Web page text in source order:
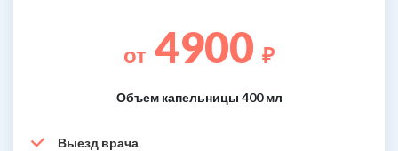
от 4900 ₽
Объем капельницы 400 мл
Выезд врача